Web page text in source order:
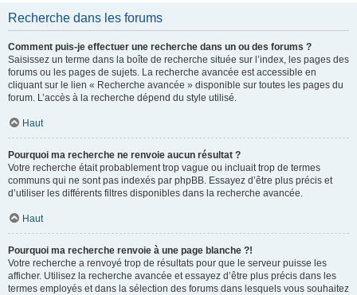
Recherche dans les forums
Comment puis-je effectuer une recherche dans un ou des forums ?
Saisissez un terme dans la boîte de recherche située sur l’index, les pages des
forums ou les pages de sujets. La recherche avancée est accessible en
cliquant sur le lien « Recherche avancée » disponible sur toutes les pages du
forum. L’accès à la recherche dépend du style utilisé.
Haut
Pourquoi ma recherche ne renvoie aucun résultat ?
Votre recherche était probablement trop vague ou incluait trop de termes
communs qui ne sont pas indexés par phpBB. Essayez d’être plus précis et
d’utiliser les différents filtres disponibles dans la recherche avancée.
Haut
Pourquoi ma recherche renvoie à une page blanche ?!
Votre recherche a renvoyé trop de résultats pour que le serveur puisse les
afficher. Utilisez la recherche avancée et essayez d’être plus précis dans les
termes employés et dans la sélection des forums dans lesquels vous souhaitez